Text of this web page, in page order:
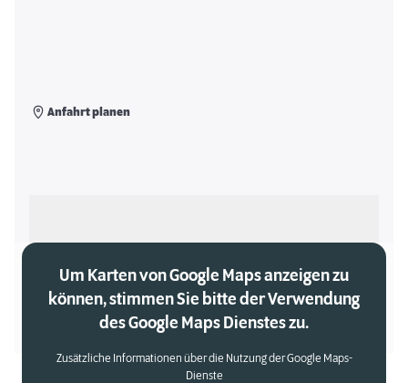
Anfahrt planen
Um Karten von Google Maps anzeigen zu
können, stimmen Sie bitte der Verwendung
des Google Maps Dienstes zu.
Zusätzliche Informationen über die Nutzung der Google Maps-
Dienste